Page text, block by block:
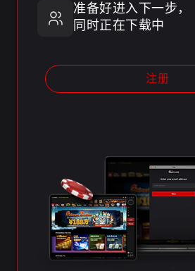
准备好进入下一步，
同时正在下载中
注册